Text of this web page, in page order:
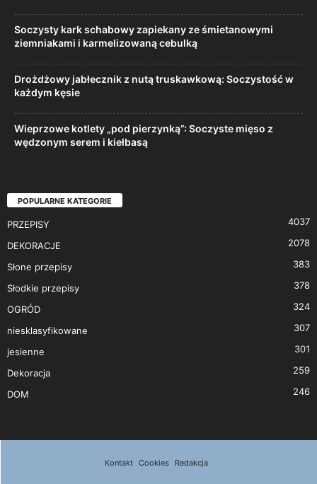
Soczysty kark schabowy zapiekany ze śmietanowymi
ziemniakami i karmelizowaną cebulką
Drożdżowy jabłecznik z nutą truskawkową: Soczystość w
każdym kęsie
Wieprzowe kotlety „pod pierzynką”: Soczyste mięso z
wędzonym serem i kiełbasą
POPULARNE KATEGORIE
PRZEPISY 4037
DEKORACJE 2078
Słone przepisy 383
Słodkie przepisy 378
OGRÓD 324
niesklasyfikowane 307
jesienne 301
Dekoracja 259
DOM 246
Kontakt Cookies Redakcja